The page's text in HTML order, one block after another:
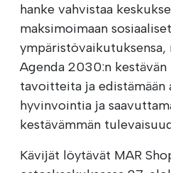
hanke vahvistaa
maksimoimaan
ympäristövaikutuksensa,
Agenda 2030:n
tavoitteita ja
hyvinvointia ja
kestävämmän
Kävijät löytävät MAR